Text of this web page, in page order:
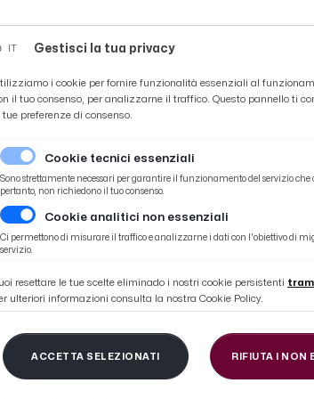
post gara
1-0, le
gara
Gestisci la tua privacy
i cookie per fornire funzionalità essenziali al
il tuo consenso, per analizzarne il traffico. Questo pannello ti
tue preferenze di consenso.
Cookie tecnici essenziali
Sono strettamente necessari per garantire il funzionamento del servizio che
pertanto, non richiedono il tuo consenso.
Cookie analitici non essenziali
Ci permettono di misurare il traffico e analizzarne i dati con l'obiettivo di
servizio.
resettare le tue scelte eliminado i nostri cookie persistenti
ulteriori informazioni consulta la nostra Cookie Policy.
ACCETTA SELEZIONATI RIFIUTA I NON